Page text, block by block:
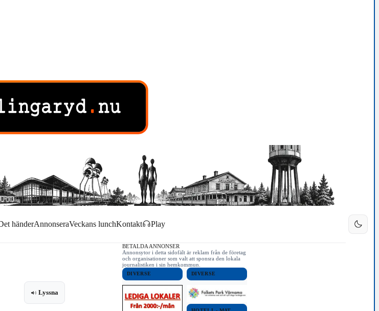
händerAnnonseraVeckans lunchKontakt Play
Lyssna
BETALDA ANNONSER
Annonsytor i detta sidofält är reklam från de företag
och organisationer som valt att sponsra den lokala
journalistiken i sin hemkommun.
DIVERSE DIVERSE